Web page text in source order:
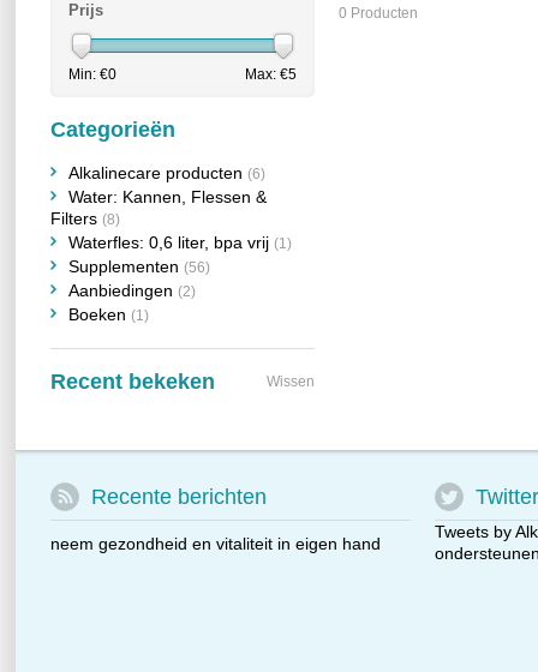
0 Producten
Prijs
Min: €0 Max: €5
Categorieën
Alkalinecare producten (6)
Water: Kannen, Flessen &
Filters (8)
Waterfles: 0,6 liter, bpa vrij (1)
Supplementen (56)
Aanbiedingen (2)
Boeken (1)
Recent bekeken Wissen
Recente berichten
neem gezondheid en vitaliteit in eigen hand
Twitter
Tweets by